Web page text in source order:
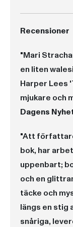
Recensioner
"Mari
en liten
Harper Lees
mjukare och
Dagens
"Att
bok, har
uppenbart;
och en
täcke och
längs en stig
snåriga,